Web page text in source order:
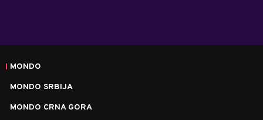
MONDO
MONDO SRBIJA
MONDO CRNA GORA